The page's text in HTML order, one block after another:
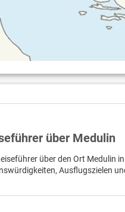
über Medulin
über den Ort Medulin
Ausflugszielen